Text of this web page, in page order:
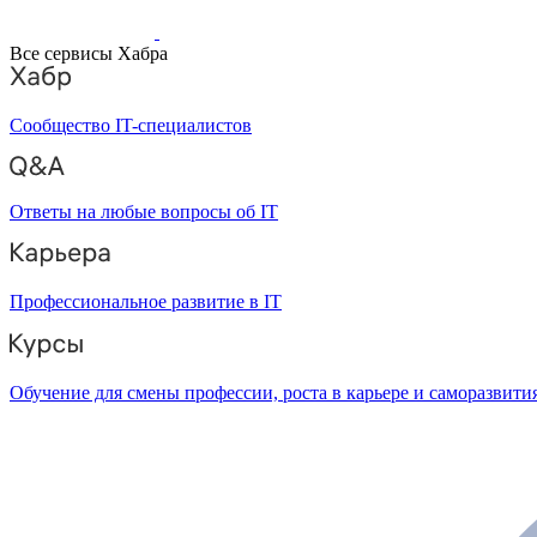
Все сервисы Хабра
Сообщество IT-специалистов
Ответы на любые вопросы об IT
Профессиональное развитие в IT
Обучение для смены профессии, роста в карьере и